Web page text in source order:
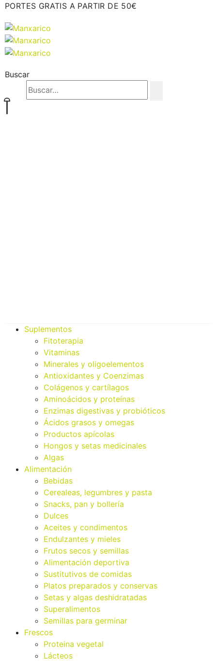
PORTES GRATIS A PARTIR DE 50€
Buscar
Suplementos
Fitoterapia
Vitaminas
Minerales y oligoelementos
Antioxidantes y Coenzimas
Colágenos y cartílagos
Aminoácidos y proteínas
Enzimas digestivas y probióticos
Ácidos grasos y omegas
Productos apícolas
Hongos y setas medicinales
Algas
Alimentación
Bebidas
Cerealeas, legumbres y pasta
Snacks, pan y bollería
Dulces
Aceites y condimentos
Endulzantes y mieles
Frutos secos y semillas
Alimentación deportiva
Sustitutivos de comidas
Platos preparados y conservas
Setas y algas deshidratadas
Superalimentos
Semillas para germinar
Frescos
Proteina vegetal
Lácteos